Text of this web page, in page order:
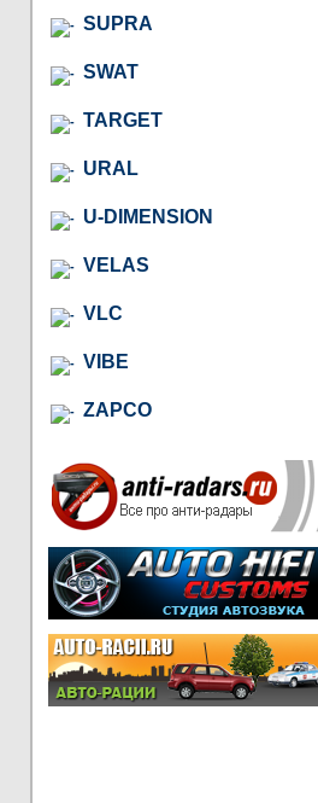
SUPRA
SWAT
TARGET
URAL
U-DIMENSION
VELAS
VLC
VIBE
ZAPCO